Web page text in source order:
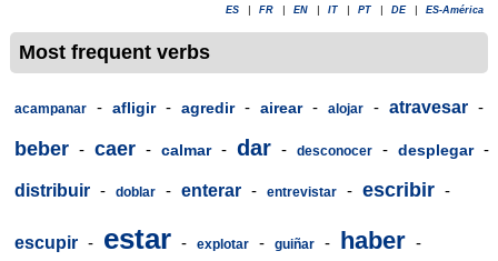
ES FR EN IT PT DE ES-América
Most frequent verbs
acampanar - afligir - agredir - airear - alojar - atravesar -
beber - caer - calmar - dar - desconocer - desplegar -
distribuir - doblar - enterar - entrevistar - escribir -
escupir - estar - explotar - guiñar - haber -